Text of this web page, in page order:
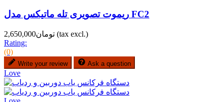
ریموت تصویری تله ماتیکس مدل FC2
تومان2,650,000 (tax excl.)
Rating:
(0)
Write your review Ask a question
Love